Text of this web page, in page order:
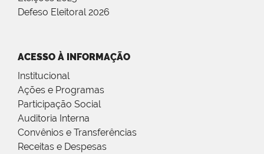
Defeso Eleitoral 2026
ACESSO À INFORMAÇÃO
Institucional
Ações e Programas
Participação Social
Auditoria Interna
Convênios e Transferências
Receitas e Despesas